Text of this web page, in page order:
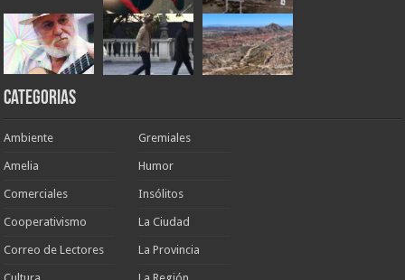
Categorias
Ambiente
Amelia
Comerciales
Cooperativismo
Correo de Lectores
Gremiales
Humor
Insólitos
La Ciudad
La Provincia